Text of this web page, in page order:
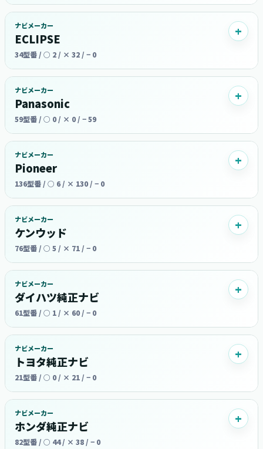
ナビメーカー
ECLIPSE
34型番 / ○ 2 / × 32 / − 0
ナビメーカー
Panasonic
59型番 / ○ 0 / × 0 / − 59
ナビメーカー
Pioneer
136型番 / ○ 6 / × 130 / − 0
ナビメーカー
ケンウッド
76型番 / ○ 5 / × 71 / − 0
ナビメーカー
ダイハツ純正ナビ
61型番 / ○ 1 / × 60 / − 0
ナビメーカー
トヨタ純正ナビ
21型番 / ○ 0 / × 21 / − 0
ナビメーカー
ホンダ純正ナビ
82型番 / ○ 44 / × 38 / − 0